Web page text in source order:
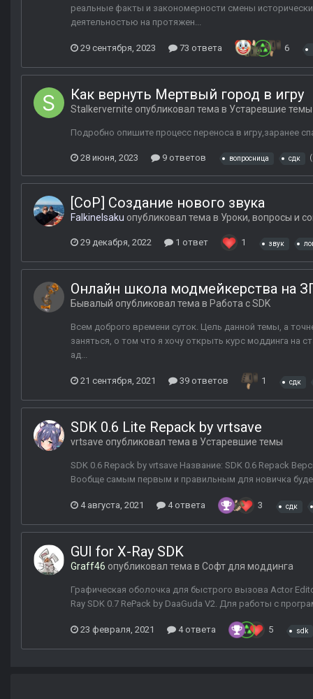
реальные факты и закономерности смены
деятельностью на протяжен...
29 сентября, 2023 73 ответа 6
Как вернуть Мертвый город в игру
Stalkervernite опубликовал тема в Устаревшие темы
Подробно опишите процесс переноса в игру,заранее
28 июня, 2023 9 ответов вопросница сдк
[CoP] Создание нового звука
FalkineIsaku опубликовал тема в Уроки, вопросы и
29 декабря, 2022 1 ответ 1 звук
Онлайн школа модмейкерства на
Бывалый опубликовал тема в Работа с SDK
Всем доброго времени суток. Цель данной темы, а
заняться, о том что я хочу открыть курс моддинга на
ад...
21 сентября, 2021 39 ответов 1 сдк
SDK 0.6 Lite Repack by vrtsave
vrtsave опубликовал тема в Устаревшие темы
SDK 0.6 Repack by vrtsave Название: SDK 0.6 Repack
Вообще самым первым и правильным для новичка
4 августа, 2021 4 ответа 3 сдк
GUI for X-Ray SDK
Graff46 опубликовал тема в Софт для моддинга
Графическая оболочка для быстрого вызова Actor
Ray SDK 0.7 RePack by DaaGuda V2. Для работы с
23 февраля, 2021 4 ответа 5 sdk